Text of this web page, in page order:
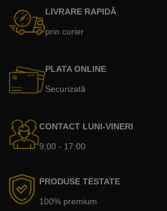
LIVRARE RAPIDĂ
prin curier
PLATA ONLINE
Securizată
CONTACT LUNI-VINERI
9:00 - 17:00
PRODUSE TESTATE
100% premium